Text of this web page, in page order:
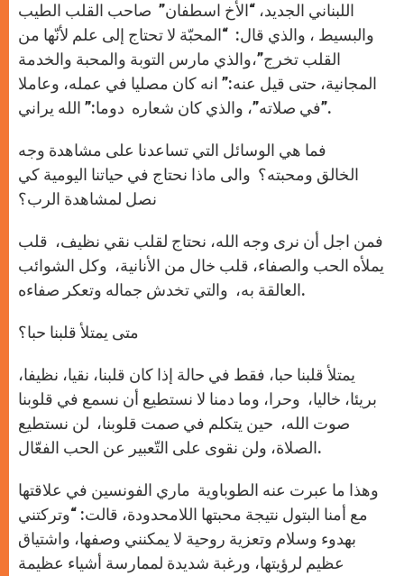
اللبناني الجديد، “الأخ اسطفان” صاحب القلب الطيب
والبسيط ، والذي قال: “المحبّة لا تحتاج إلى علم لأنّها من
القلب تخرج”،والذي مارس التوبة والمحبة والخدمة
المجانية، حتى قيل عنه:” انه كان مصليا في عمله، وعاملا
في صلاته”، والذي كان شعاره دوما:” الله يراني”.
فما هي الوسائل التي تساعدنا على مشاهدة وجه
الخالق ومحبته؟ والى ماذا نحتاج في حياتنا اليومية كي
نصل لمشاهدة الرب؟
فمن اجل أن نرى وجه الله، نحتاج لقلب نقي نظيف، قلب
يملأه الحب والصفاء، قلب خال من الأنانية، وكل الشوائب
العالقة به، والتي تخدش جماله وتعكر صفاءه.
متى يمتلأ قلبنا حبا؟
يمتلأ قلبنا حبا، فقط في حالة إذا كان قلبنا، نقيا، نظيفا،
بريئا، خاليا، وحرا، وما دمنا لا نستطيع أن نسمع في قلوبنا
صوت الله، حين يتكلم في صمت قلوبنا، لن نستطيع
الصلاة، ولن نقوى على التّعبير عن الحب الفعّال.
وهذا ما عبرت عنه الطوباوية ماري الفونسين في علاقتها
مع أمنا البتول نتيجة محبتها اللامحدودة، قالت: “وتركتني
بهدوء وسلام وتعزية روحية لا يمكنني وصفها، واشتياق
عظيم لرؤيتها، ورغبة شديدة لممارسة أشياء عظيمة